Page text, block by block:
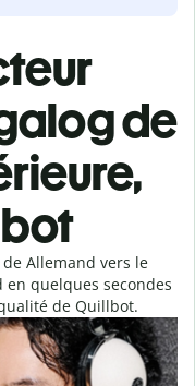
de
Allemand vers le
en quelques secondes
de Quillbot.